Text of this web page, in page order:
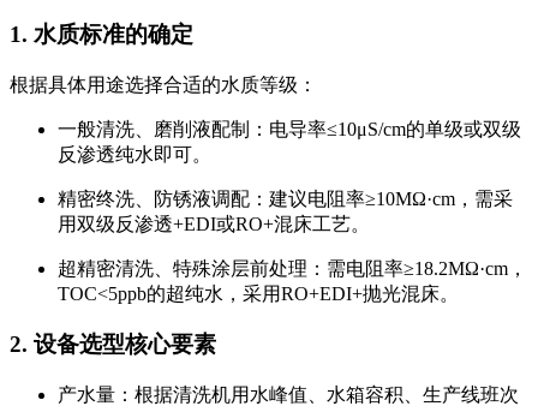
1. 水质标准的确定
根据具体用途选择合适的水质等级：
一般清洗、磨削液配制：电导率≤10μS/cm的单级或双级
反渗透纯水即可。
精密终洗、防锈液调配：建议电阻率≥10MΩ·cm，需采
用双级反渗透+EDI或RO+混床工艺。
超精密清洗、特殊涂层前处理：需电阻率≥18.2MΩ·cm，
TOC<5ppb的超纯水，采用RO+EDI+抛光混床。
2. 设备选型核心要素
产水量：根据清洗机用水峰值、水箱容积、生产线班次